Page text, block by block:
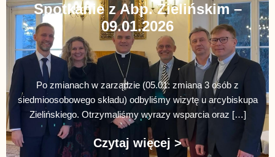
Spotkanie z Abp. Zielińskim –
09.01.2026
Po zmianach w zarządzie (05.01: zmiana 3 osób z
siedmioosobowego składu) odbyliśmy wizytę u arcybiskupa
Zielińskiego. Otrzymaliśmy wyrazy wsparcia oraz […]
Czytaj więcej >